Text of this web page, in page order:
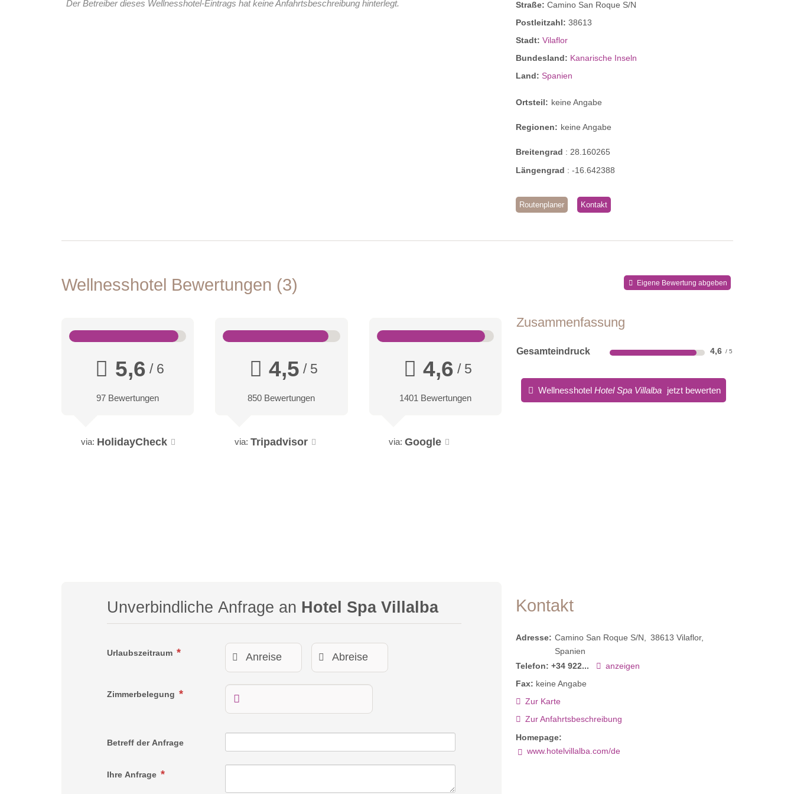
Der Betreiber dieses Wellnesshotel-Eintrags hat keine Anfahrtsbeschreibung hinterlegt. Straße:Camino San Roque S/N
Postleitzahl:38613
Stadt:Vilaflor
Bundesland: Kanarische Inseln
Land:Spanien
Ortsteil: keine Angabe
Regionen: keine Angabe
Breitengrad :28.160265
Längengrad :-16.642388
Routenplaner Kontakt
Wellnesshotel Bewertungen 3 Eigene Bewertung abgeben
Zusammenfassung
Gesamteindruck 4,6
WellnesshotelHotel Spa Villalba jetzt bewerten
5,6 / 6
97 Bewertungen
via: HolidayCheck
4,5 / 5
850 Bewertungen
via: Tripadvisor
4,6 / 5
1401 Bewertungen
via: Google
Unverbindliche Anfrage an Hotel Spa Villalba
Urlaubszeitraum
Zimmerbelegung
Betreff der Anfrage
Ihre Anfrage
Kontakt
Adresse: Camino San Roque S/N 38613 Vilaflor
Spanien
Telefon: +34 922...
anzeigen
Fax: keine Angabe
Zur Karte
Zur Anfahrtsbeschreibung
Homepage:
www.hotelvillalba.com/de